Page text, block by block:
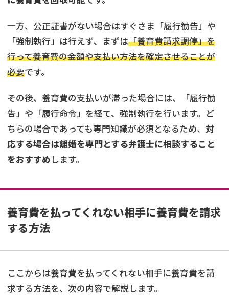
一方、公正証書がない場合はすぐさま「履行勧告」や
「強制執行」は行えず、まずは「養育費請求調停」を
行って養育費の金額や支払い方法を確定させることが
必要です。
その後、養育費の支払いが滞った場合には、「履行勧
告」や「履行命令」を経て、強制執行を行います。ど
ちらの場合であっても専門知識が必須となるため、 対
応する場合は離婚を専門とする弁護士に相談すること
をおすすめ します。
養育費を払ってくれない相手に養育費を請求
する方法
ここからは養育費を払ってくれない相手に養育費を請
求する方法を、次の内容で解説します。